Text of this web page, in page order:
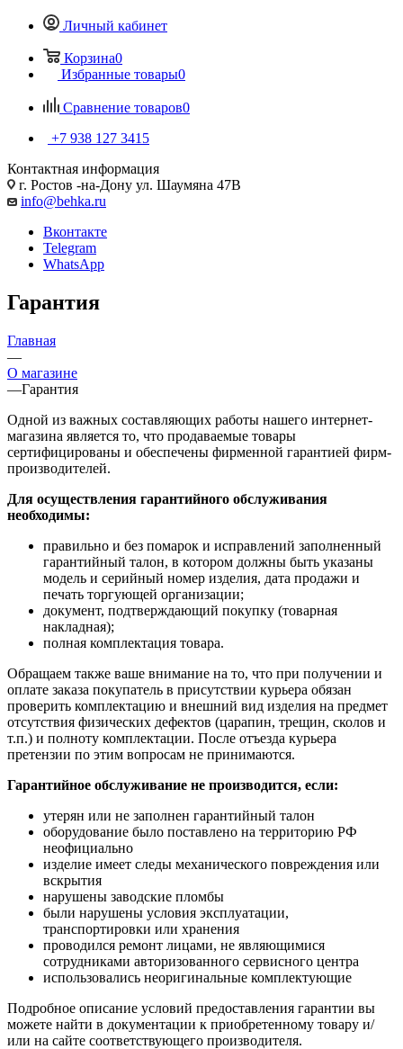
Личный кабинет
Корзина0
Избранные товары0
Сравнение товаров0
+7 938 127 3415
Контактная информация
г. Ростов -на-Дону ул. Шаумяна 47В
info@behka.ru
Вконтакте
Telegram
WhatsApp
Гарантия
Главная
—
О магазине
—Гарантия
Одной из важных составляющих работы нашего интернет-
магазина является то, что продаваемые товары
сертифицированы и обеспечены фирменной гарантией фирм-
производителей.
Для осуществления гарантийного обслуживания
необходимы:
правильно и без помарок и исправлений заполненный
гарантийный талон, в котором должны быть указаны
модель и серийный номер изделия, дата продажи и
печать торгующей организации;
документ, подтверждающий покупку (товарная
накладная);
полная комплектация товара.
Обращаем также ваше внимание на то, что при получении и
оплате заказа покупатель в присутствии курьера обязан
проверить комплектацию и внешний вид изделия на предмет
отсутствия физических дефектов (царапин, трещин, сколов и
т.п.) и полноту комплектации. После отъезда курьера
претензии по этим вопросам не принимаются.
Гарантийное обслуживание не производится, если:
утерян или не заполнен гарантийный талон
оборудование было поставлено на территорию РФ
неофициально
изделие имеет следы механического повреждения или
вскрытия
нарушены заводские пломбы
были нарушены условия эксплуатации,
транспортировки или хранения
проводился ремонт лицами, не являющимися
сотрудниками авторизованного сервисного центра
использовались неоригинальные комплектующие
Подробное описание условий предоставления гарантии вы
можете найти в документации к приобретенному товару и/
или на сайте соответствующего производителя.